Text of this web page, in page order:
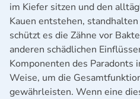
im Kiefer sitzen und den
Kauen entstehen,
schützt es die Zähne vor
anderen schädlichen
Komponenten des Paradonts
Weise, um die
gewährleisten. Wenn eine